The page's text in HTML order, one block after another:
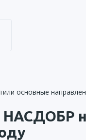
НАСДОБР